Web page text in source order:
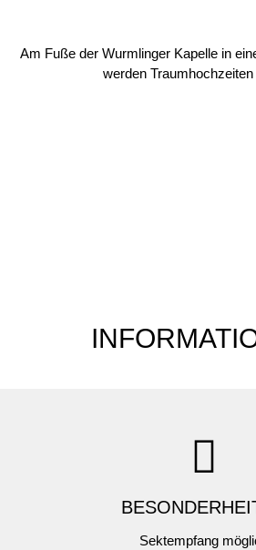
Am Fuße der Wurmlinger Kapelle in
werden Traumhochzeiten
Sektempfang